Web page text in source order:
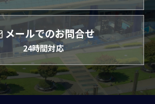
メールでのお問合せ
24時間対応